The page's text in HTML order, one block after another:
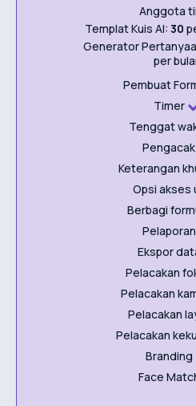
Anggota
Templat Kuis AI: 30
Generator
per
Pembuat
Timer
Tenggat
Pengacak
Keterangan
Opsi akses
Berbagi
Pelaporan
Ekspor
Pelacakan
Pelacakan
Pelacakan
Pelacakan
Branding
Face